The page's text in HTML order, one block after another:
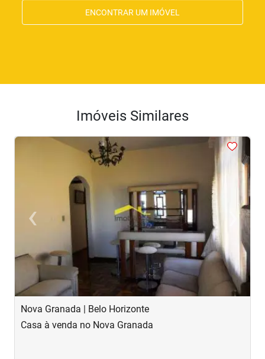
ENCONTRAR UM IMÓVEL
Imóveis Similares
‹Previous Next
Nova Granada | Belo Horizonte
Casa à venda no Nova Granada